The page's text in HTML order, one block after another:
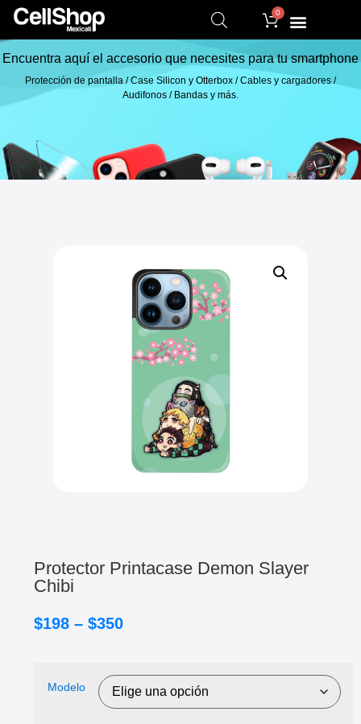
0
Encuentra aquí el accesorio que necesites para tu smartphone
Protección de pantalla / Case Silicon y Otterbox / Cables y cargadores /
Audifonos / Bandas y más.
Protector Printacase Demon Slayer
Chibi
$198 – $350
Modelo